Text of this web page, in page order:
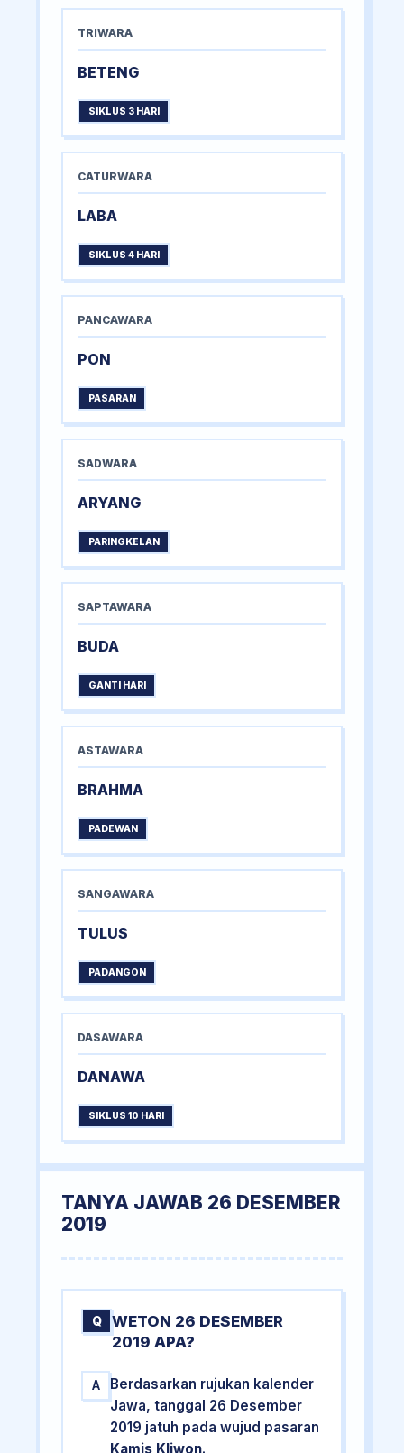
TRIWARA
BETENG
SIKLUS 3 HARI
CATURWARA
LABA
SIKLUS 4 HARI
PANCAWARA
PON
PASARAN
SADWARA
ARYANG
PARINGKELAN
SAPTAWARA
BUDA
GANTI HARI
ASTAWARA
BRAHMA
PADEWAN
SANGAWARA
TULUS
PADANGON
DASAWARA
DANAWA
SIKLUS 10 HARI
TANYA JAWAB 26 DESEMBER
2019
Q
WETON 26 DESEMBER
2019 APA?
A
Berdasarkan rujukan kalender
Jawa, tanggal 26 Desember
2019 jatuh pada wujud pasaran
Kamis Kliwon.